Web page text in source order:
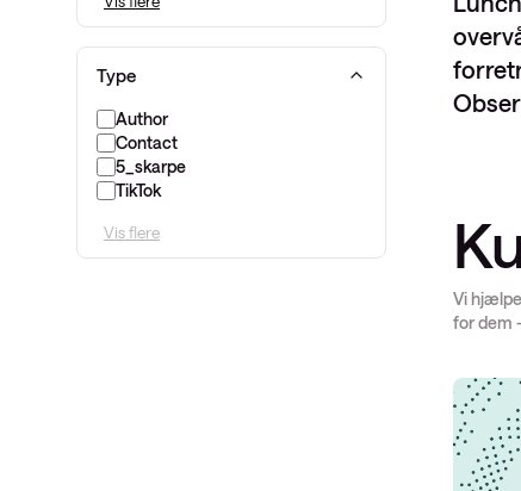
Type
Author
Contact
5_skarpe
TikTok
Vis flere
Vi
for dem